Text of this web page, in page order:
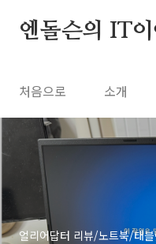
엔돌슨의 IT이
처음으로 소개
얼리어답터 리뷰/노트북/태